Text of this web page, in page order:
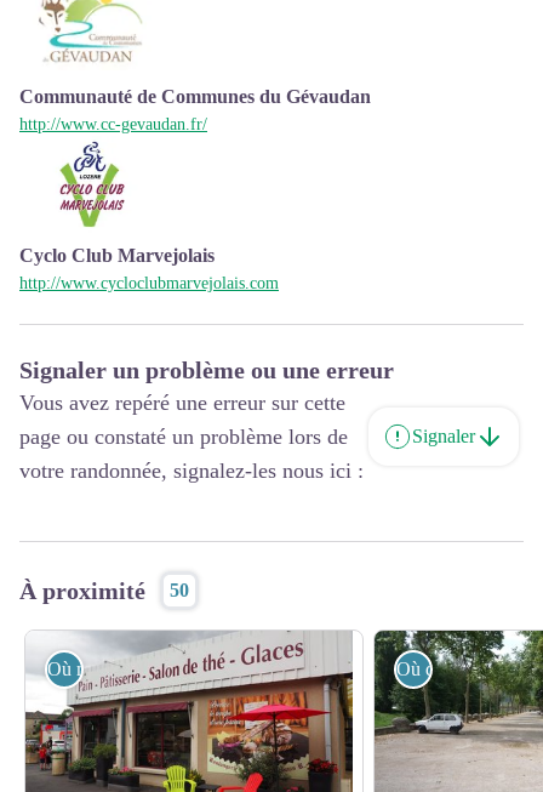
Communauté de Communes du Gévaudan
http://www.cc-gevaudan.fr/
Cyclo Club Marvejolais
http://www.cycloclubmarvejolais.com
Signaler un problème ou une erreur
Vous avez repéré une erreur sur cette
page ou constaté un problème lors de
votre randonnée, signalez-les nous ici :
Signaler
À proximité 50
Où manger ? Où dormir ?